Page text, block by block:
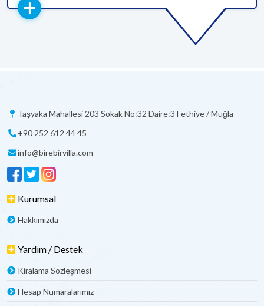
Taşyaka Mahallesi 203 Sokak No:32 Daire:3 Fethiye / Muğla
+90 252 612 44 45
info@birebirvilla.com
Kurumsal
Hakkımızda
Yardım / Destek
Kiralama Sözleşmesi
Hesap Numaralarımız